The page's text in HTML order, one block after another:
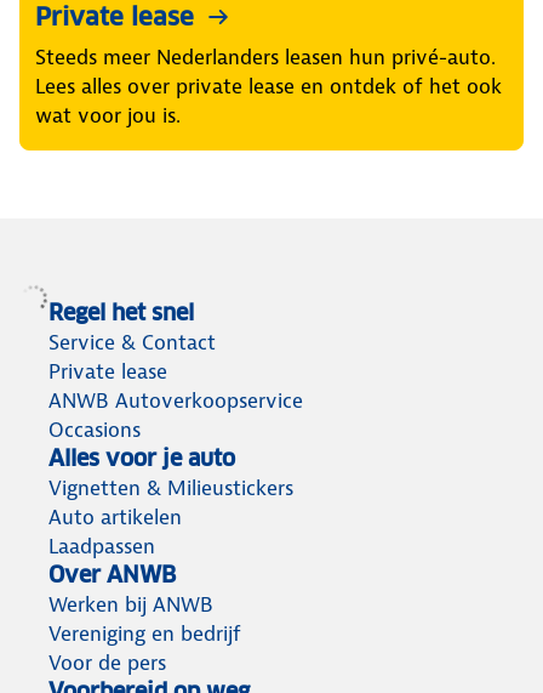
Private lease
Steeds meer Nederlanders leasen hun privé-auto.
Lees alles over private lease en ontdek of het ook
wat voor jou is.
Regel het snel
Service & Contact
Private lease
ANWB Autoverkoopservice
Occasions
Alles voor je auto
Vignetten & Milieustickers
Auto artikelen
Laadpassen
Over ANWB
Werken bij ANWB
Vereniging en bedrijf
Voor de pers